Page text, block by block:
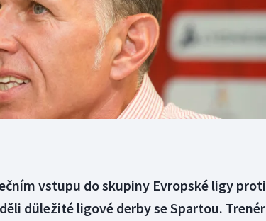
Plážový volejbal
vstupu do skupiny Evropské ligy proti
důležité ligové derby se Spartou. Trenér